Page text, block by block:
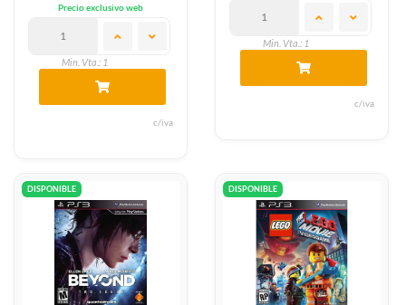
Precio exclusivo web
Min. Vta.: 1
c/iva
Min. Vta.: 1
c/iva
DISPONIBLE DISPONIBLE